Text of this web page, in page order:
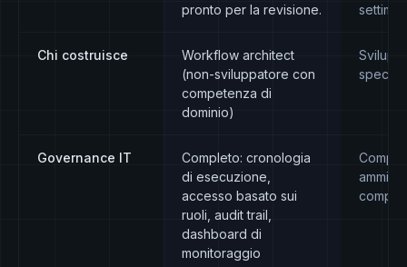
pronto per la revisione.
Chi costruisce
Workflow architect
(non-sviluppatore con
competenza di
dominio)
Governance IT
Completo: cronologia
di esecuzione,
accesso basato sui
ruoli, audit trail,
dashboard di
monitoraggio